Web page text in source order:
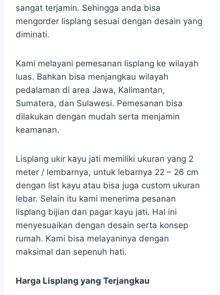
sangat terjamin. Sehingga anda bisa
mengorder lisplang sesuai dengan desain yang
diminati.
Kami melayani pemesanan lisplang ke wilayah
luas. Bahkan bisa menjangkau wilayah
pedalaman di area Jawa, Kalimantan,
Sumatera, dan Sulawesi. Pemesanan bisa
dilakukan dengan mudah serta menjamin
keamanan.
Lisplang ukir kayu jati memiliki ukuran yang 2
meter / lembarnya, untuk lebarnya 22 – 26 cm
dengan list kayu atau bisa juga custom ukuran
lebar. Selain itu kami menerima pesanan
lisplang bijian dan pagar kayu jati. Hal ini
menyesuaikan dengan desain serta konsep
rumah. Kami bisa melayaninya dengan
maksimal dan sepenuh hati.
Harga Lisplang yang Terjangkau